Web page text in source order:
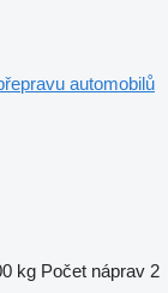
automobilů
kg Počet náprav 2